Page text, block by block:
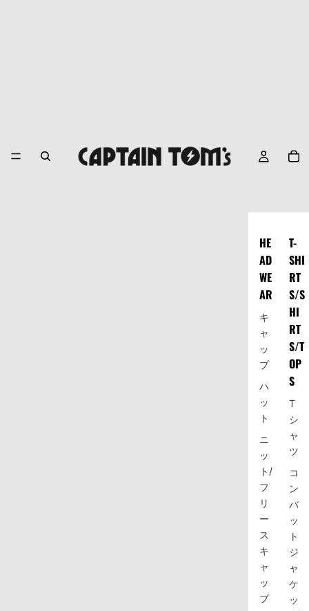
HE
AD
WE
AR
キ
ャ
ッ
プ
ハ
ッ
ト
ニ
ッ
ト/
フ
リ
ー
ス
キ
ャ
ッ
プ
T-
SHI
RT
S/S
HI
RT
S/T
OP
S
T
シ
ャ
ツ
コ
ン
バ
ッ
ト
ジ
ャ
ケ
ッ